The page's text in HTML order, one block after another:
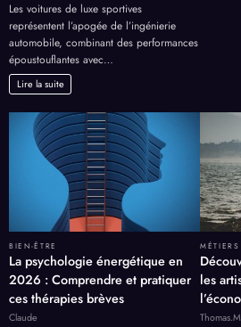
Les voitures de luxe sportives
représentent l’apogée de l’ingénierie
automobile, combinant des performances
époustouflantes avec…
Lire la suite
BIEN-ÊTRE
La psychologie énergétique en
2026 : Comprendre et pratiquer
ces thérapies brèves
Claude
les